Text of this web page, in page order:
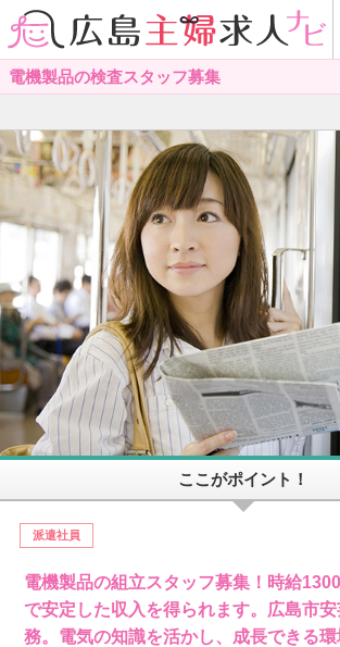
電機製品の検査スタッフ募集
ここがポイント！
派遣社員
電機製品の組立スタッフ募集！時給
で安定した収入を得られます。広島市
務。電気の知識を活かし、成長できる